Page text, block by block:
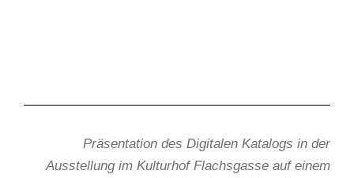
Präsentation des Digitalen Katalogs in der
Ausstellung im Kulturhof Flachsgasse auf einem